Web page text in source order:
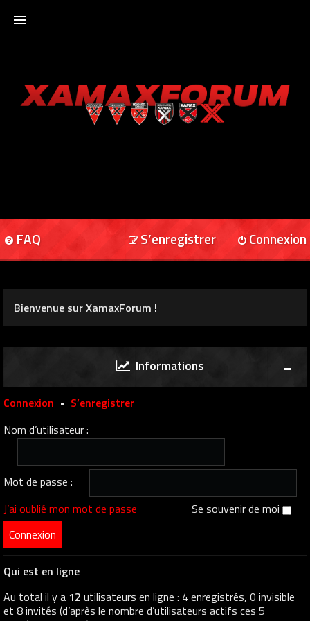
XAMAXFORUM
FAQ Connexion
S’enregistrer
Bienvenue sur XamaxForum !
Informations
Connexion • S’enregistrer
Nom d’utilisateur :
Mot de passe :
J’ai oublié mon mot de passe
Se souvenir de moi
Qui est en ligne
Au total il y a 12 utilisateurs en ligne : 4 enregistrés, 0 invisible
et 8 invités (d’après le nombre d’utilisateurs actifs ces 5